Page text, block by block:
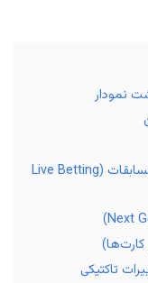
نمودار
کاربرد نمودار مومنتوم در پیش‌بینی زنده مسابقات (Live Betting